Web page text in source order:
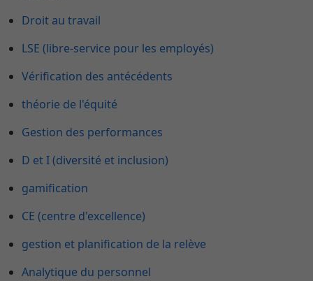
Droit au travail
LSE (libre-service pour les employés)
Vérification des antécédents
théorie de l'équité
Gestion des performances
D et I (diversité et inclusion)
gamification
CE (centre d'excellence)
gestion et planification de la relève
Analytique du personnel